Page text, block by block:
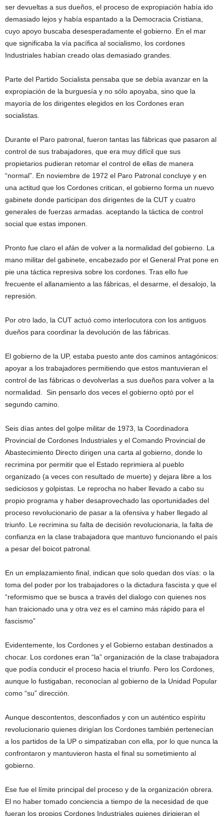
ser devueltas a sus dueños, el proceso de expropiación había ido
demasiado lejos y había espantado a la Democracia Cristiana,
cuyo apoyo buscaba desesperadamente el gobierno. En el mar
que significaba la vía pacífica al socialismo, los cordones
Industriales habían creado olas demasiado grandes.
Parte del Partido Socialista pensaba que se debía avanzar en la
expropiación de la burguesía y no sólo apoyaba, sino que la
mayoría de los dirigentes elegidos en los Cordones eran
socialistas.
Durante el Paro patronal, fueron tantas las fábricas que pasaron al
control de sus trabajadores, que era muy difícil que sus
propietarios pudieran retomar el control de ellas de manera
“normal”. En noviembre de 1972 el Paro Patronal concluye y en
una actitud que los Cordones critican, el gobierno forma un nuevo
gabinete donde participan dos dirigentes de la CUT y cuatro
generales de fuerzas armadas. aceptando la táctica de control
social que estas imponen.
Pronto fue claro el afán de volver a la normalidad del gobierno. La
mano militar del gabinete, encabezado por el General Prat pone en
pie una táctica represiva sobre los cordones. Tras ello fue
frecuente el allanamiento a las fábricas, el desarme, el desalojo, la
represión.
Por otro lado, la CUT actuó como interlocutora con los antiguos
dueños para coordinar la devolución de las fábricas.
El gobierno de la UP, estaba puesto ante dos caminos antagónicos:
apoyar a los trabajadores permitiendo que estos mantuvieran el
control de las fábricas o devolverlas a sus dueños para volver a la
normalidad. Sin pensarlo dos veces el gobierno optó por el
segundo camino.
Seis días antes del golpe militar de 1973, la Coordinadora
Provincial de Cordones Industriales y el Comando Provincial de
Abastecimiento Directo dirigen una carta al gobierno, donde lo
recrimina por permitir que el Estado reprimiera al pueblo
organizado (a veces con resultado de muerte) y dejara libre a los
sediciosos y golpistas. Le reprocha no haber llevado a cabo su
propio programa y haber desaprovechado las oportunidades del
proceso revolucionario de pasar a la ofensiva y haber llegado al
triunfo. Le recrimina su falta de decisión revolucionaria, la falta de
confianza en la clase trabajadora que mantuvo funcionando el país
a pesar del boicot patronal.
En un emplazamiento final, indican que solo quedan dos vías: o la
toma del poder por los trabajadores o la dictadura fascista y que el
“reformismo que se busca a través del dialogo con quienes nos
han traicionado una y otra vez es el camino más rápido para el
fascismo”
Evidentemente, los Cordones y el Gobierno estaban destinados a
chocar. Los cordones eran “la” organización de la clase trabajadora
que podía conducir el proceso hacia el triunfo. Pero los Cordones,
aunque lo fustigaban, reconocían al gobierno de la Unidad Popular
como “su” dirección.
Aunque descontentos, desconfiados y con un auténtico espíritu
revolucionario quienes dirigían los Cordones también pertenecían
a los partidos de la UP o simpatizaban con ella, por lo que nunca la
confrontaron y mantuvieron hasta el final su sometimiento al
gobierno.
Ese fue el límite principal del proceso y de la organización obrera.
El no haber tomado conciencia a tiempo de la necesidad de que
fueran los propios Cordones Industriales quienes dirigieran el